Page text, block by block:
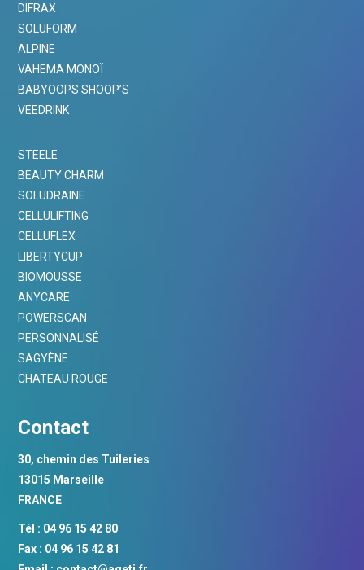
DIFRAX
SOLUFORM
ALPINE
VAHEMA MONOÏ
BABYOOPS SHOOP’S
VEEDRINK
STEELE
BEAUTY CHARM
SOLUDRAINE
CELLULIFTING
CELLUFLEX
LIBERTYCUP
BIOMOUSSE
ANYCARE
POWERSCAN
PERSONNALISÉ
SAGYÈNE
CHATEAU ROUGE
Contact
30, chemin des Tuileries
13015 Marseille
FRANCE
Tél : 04 96 15 42 80
Fax : 04 96 15 42 81